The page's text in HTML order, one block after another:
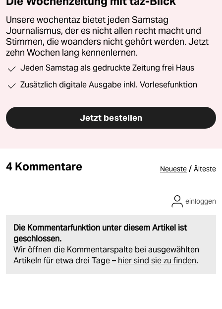
Unsere wochentaz bietet jeden Samstag
Journalismus, der es nicht allen recht macht und
Stimmen, die woanders nicht gehört werden. Jetzt
zehn Wochen lang kennenlernen.
Jeden Samstag als gedruckte Zeitung frei Haus
Zusätzlich digitale Ausgabe inkl. Vorlesefunktion
Jetzt bestellen
4 Kommentare Neueste / Älteste
Die Kommentarfunktion unter diesem Artikel ist
geschlossen.
Wir öffnen die Kommentarspalte bei ausgewählten
Artikeln für etwa drei Tage – hier sind sie zu finden.
einloggen